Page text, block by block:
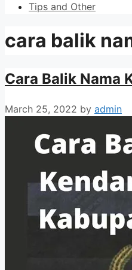
Tips and Other
cara balik
Cara Balik Nama
March 25, 2022 by admin